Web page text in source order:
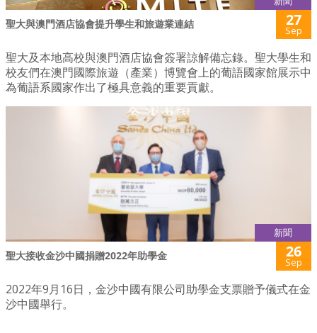
聖大與澳門酒店協會提升學生和旅遊業連結 27
Sep
聖大及本地高校與澳門酒店協會簽署諒解備忘錄。聖大學生和
校友們在澳門國際旅遊（產業）博覽會上的葡語國家館展示中
為葡語系國家作出了極具意義的重要貢獻。
新聞
聖大接收金沙中國捐贈2022年助學金 26
Sep
2022年9月16日，金沙中國有限公司助學金支票贈予儀式在金
沙中國舉行。